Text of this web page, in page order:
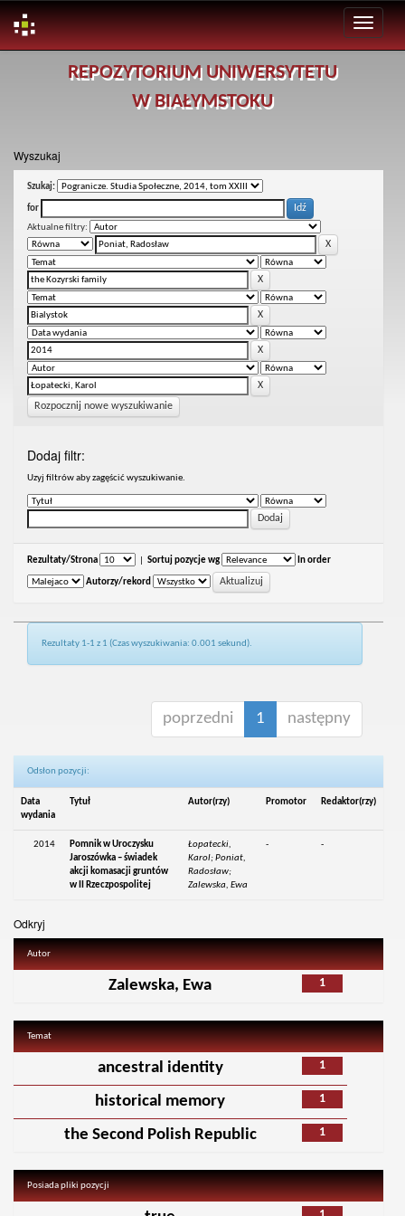
REPOZYTORIUM UNIWERSYTETU
W BIAŁYMSTOKU
Wyszukaj
Szukaj:
for
Aktualne filtry:
Rozpocznij nowe wyszukiwanie
Dodaj filtr:
Uzyj filtrów aby zagęścić wyszukiwanie.
Rezultaty/Strona Sortuj pozycje wg In order
Autorzy/rekord
Rezultaty 1-1 z 1 (Czas wyszukiwania: 0.001 sekund).
poprzedni 1 następny
Odsłon pozycji:
Data
wydania
Tytuł Autor(rzy) Promotor Redaktor(rzy)
2014
Pomnik w Uroczysku
Jaroszówka – świadek
akcji komasacji gruntów
w II Rzeczpospolitej
Łopatecki,
Karol; Poniat,
Radosław;
Zalewska, Ewa
- -
Odkryj
Autor
1
Zalewska, Ewa
Temat
1
ancestral identity
1
historical memory
1
the Second Polish Republic
Posiada pliki pozycji